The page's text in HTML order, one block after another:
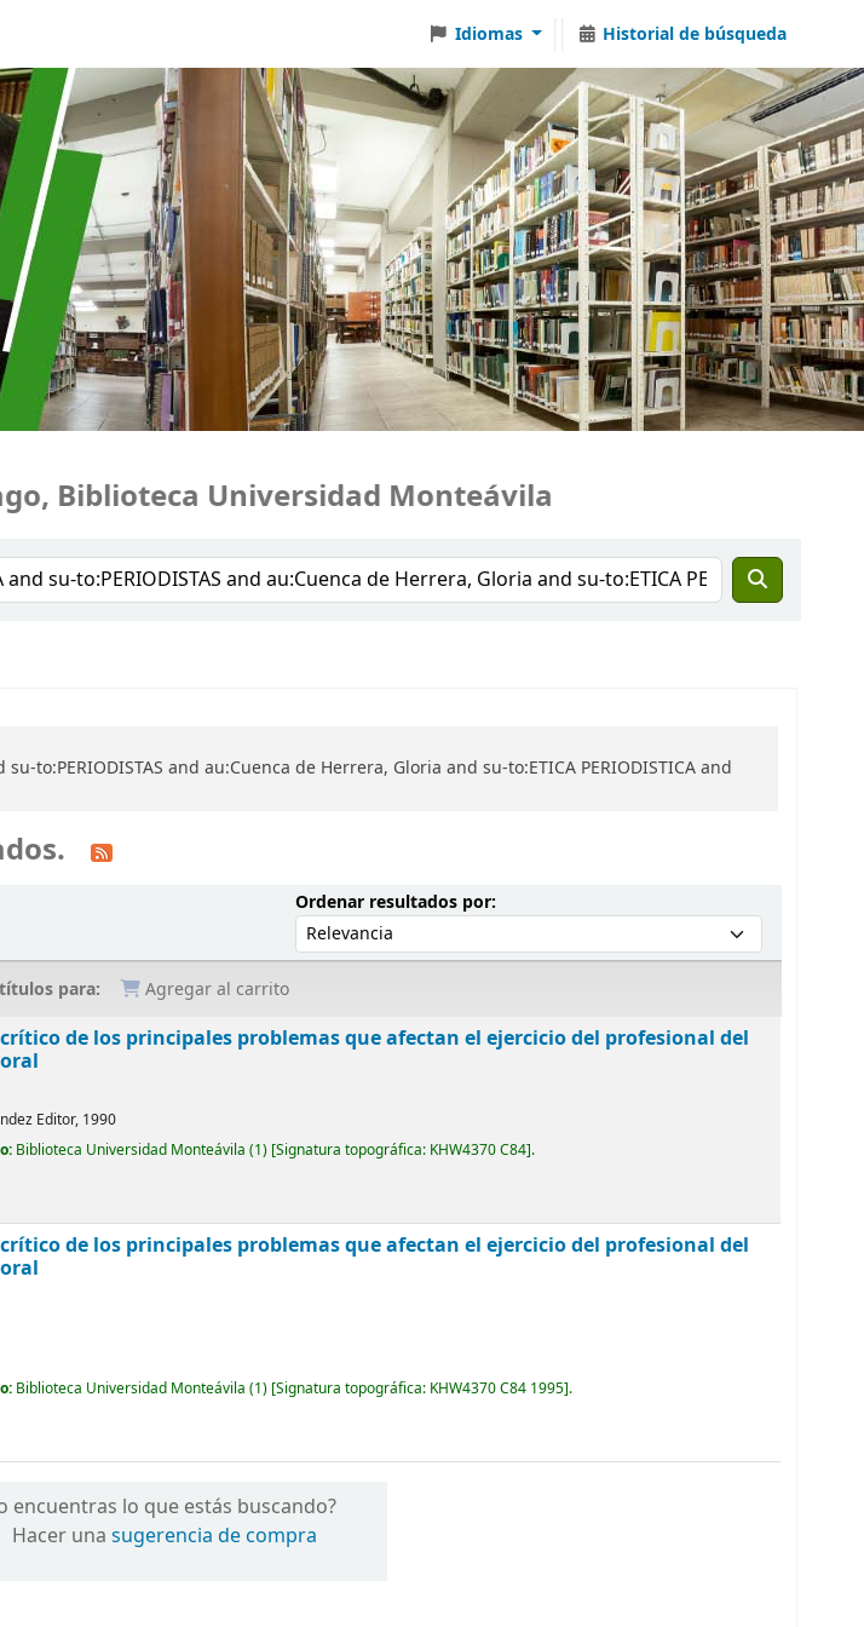
Idiomas Historial de búsqueda
Biblioteca Universidad Monteávila
to:PERIODISTAS and au:Cuenca de Herrera, Gloria and su-to:ETICA PERIODISTICA and
Ordenar resultados por:Ordenar por:
para: Agregar al carrito
de los principales problemas que afectan el ejercicio del profesional del
Editor, 1990
Biblioteca Universidad Monteávila (1) Signatura topográfica: KHW4370 C84 .
de los principales problemas que afectan el ejercicio del profesional del
Biblioteca Universidad Monteávila (1) Signatura topográfica: KHW4370 C84 1995 .
encuentras lo que estás buscando?
Hacer unasugerencia de compra